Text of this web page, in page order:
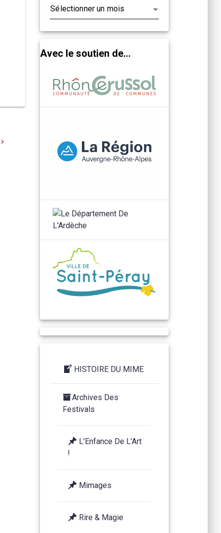
Avec le soutien de...
HISTOIRE DU MIME
Archives Des
Festivals
L’Enfance De L’Art
!
Mimages
Rire & Magie